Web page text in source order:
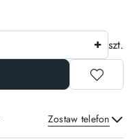
szt.
Zostaw telefon